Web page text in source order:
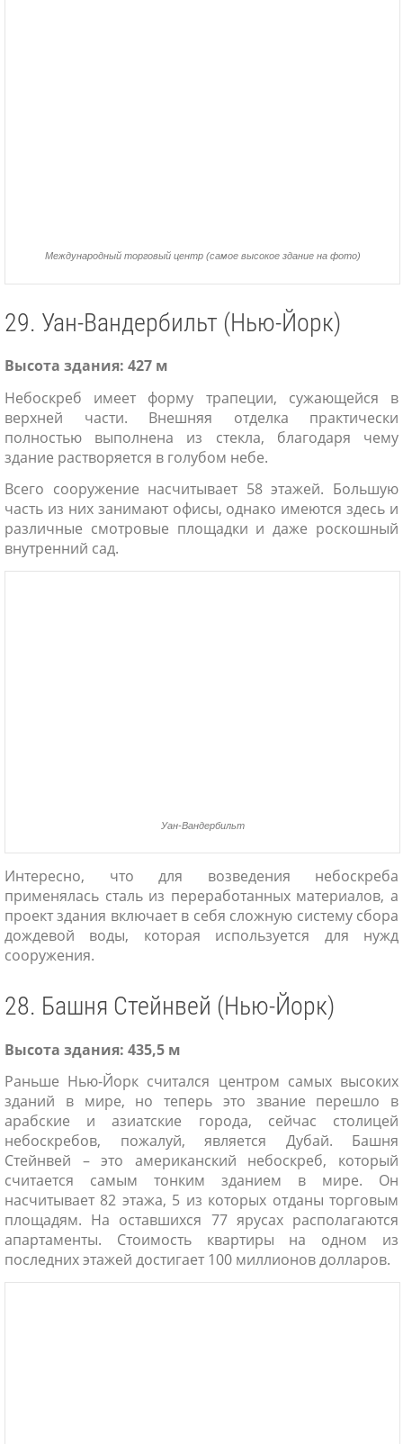
Международный торговый центр (самое высокое здание на фото)
29. Уан-Вандербильт (Нью-Йорк)
Высота здания: 427 м
Небоскреб имеет форму трапеции, сужающейся в
верхней части. Внешняя отделка практически
полностью выполнена из стекла, благодаря чему
здание растворяется в голубом небе.
Всего сооружение насчитывает 58 этажей. Большую
часть из них занимают офисы, однако имеются здесь и
различные смотровые площадки и даже роскошный
внутренний сад.
Уан-Вандербильт
Интересно, что для возведения небоскреба
применялась сталь из переработанных материалов, а
проект здания включает в себя сложную систему сбора
дождевой воды, которая используется для нужд
сооружения.
28. Башня Стейнвей (Нью-Йорк)
Высота здания: 435,5 м
Раньше Нью-Йорк считался центром самых высоких
зданий в мире, но теперь это звание перешло в
арабские и азиатские города, сейчас столицей
небоскребов, пожалуй, является Дубай. Башня
Стейнвей – это американский небоскреб, который
считается самым тонким зданием в мире. Он
насчитывает 82 этажа, 5 из которых отданы торговым
площадям. На оставшихся 77 ярусах располагаются
апартаменты. Стоимость квартиры на одном из
последних этажей достигает 100 миллионов долларов.